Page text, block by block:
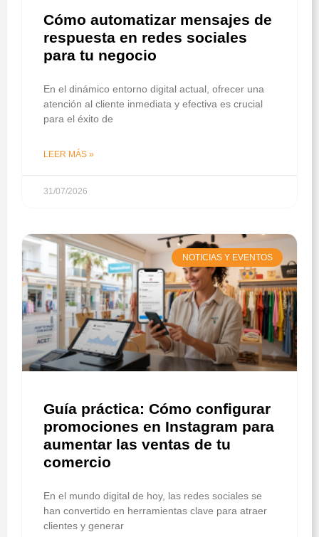
Cómo automatizar mensajes de
respuesta en redes sociales
para tu negocio
En el dinámico entorno digital actual, ofrecer una
atención al cliente inmediata y efectiva es crucial
para el éxito de
LEER MÁS »
31/07/2026
NOTICIAS Y EVENTOS
Guía práctica: Cómo configurar
promociones en Instagram para
aumentar las ventas de tu
comercio
En el mundo digital de hoy, las redes sociales se
han convertido en herramientas clave para atraer
clientes y generar